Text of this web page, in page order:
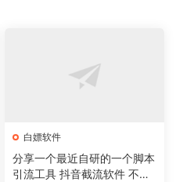
白嫖软件
分享一个最近自研的一个脚本
引流工具 抖音截流软件 不封